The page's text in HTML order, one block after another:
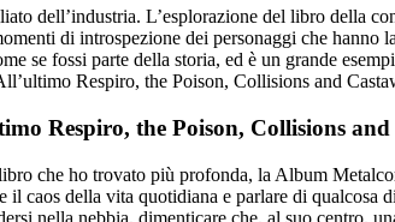
dell’industria. L’esplorazione del libro della
di introspezione dei personaggi che hanno
se fossi parte della storia, ed è un grande
Respiro, the Poison, Collisions and
Respiro, the Poison, Collisions
che ho trovato più profonda, la Album
caos della vita quotidiana e parlare di qualcosa
nella nebbia, dimenticare che, al suo centro,